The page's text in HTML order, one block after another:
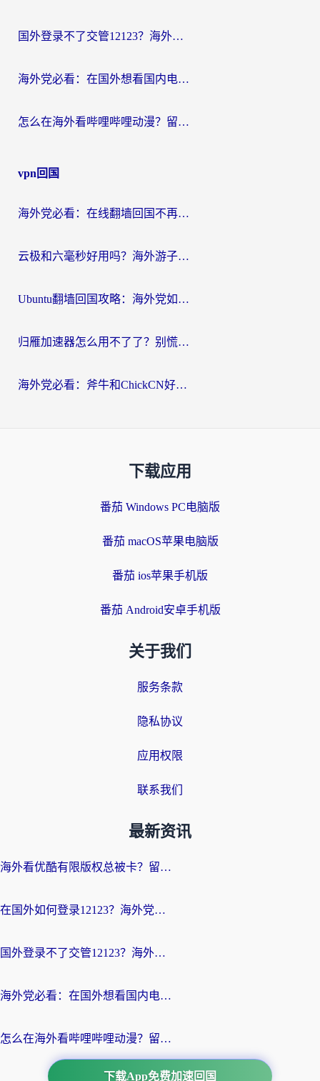
国外登录不了交管12123？海外华人亲测有效的回国加速器选择指南
海外党必看：在国外想看国内电视剧用什么软件？3步解决地域限制
怎么在海外看哔哩哔哩动漫？留学生亲测有效的回国加速方案
vpn回国
海外党必看：在线翻墙回国不再难！教你选对加速器无缝刷国内资源
云极和六毫秒好用吗？海外游子解锁国内资源的真实答案
Ubuntu翻墙回国攻略：海外党如何选对加速器，无缝刷国内剧玩游戏？
归雁加速器怎么用不了了？别慌，这篇指南教你如何丝滑“回家”
海外党必看：斧牛和ChickCN好用吗？3款热门加速器实测+番茄加速器深度体验
下载应用
番茄 Windows PC电脑版
番茄 macOS苹果电脑版
番茄 ios苹果手机版
番茄 Android安卓手机版
关于我们
服务条款
隐私协议
应用权限
联系我们
最新资讯
海外看优酷有限版权总被卡？留学生亲测有效的回国加速器选择指南
在国外如何登录12123？海外党必备的回国加速实用指南
国外登录不了交管12123？海外华人亲测有效的回国加速器选择指南
海外党必看：在国外想看国内电视剧用什么软件？3步解决地域限制
怎么在海外看哔哩哔哩动漫？留学生亲测有效的回国加速方案
下载App免费加速回国